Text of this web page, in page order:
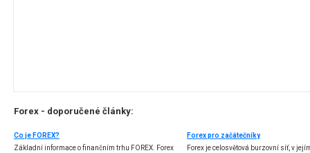
Forex - doporučené články:
Co je FOREX?
Základní informace o finančním trhu FOREX. Forex
Forex pro začátečníky
Forex je celosvětová burzovní síť, v